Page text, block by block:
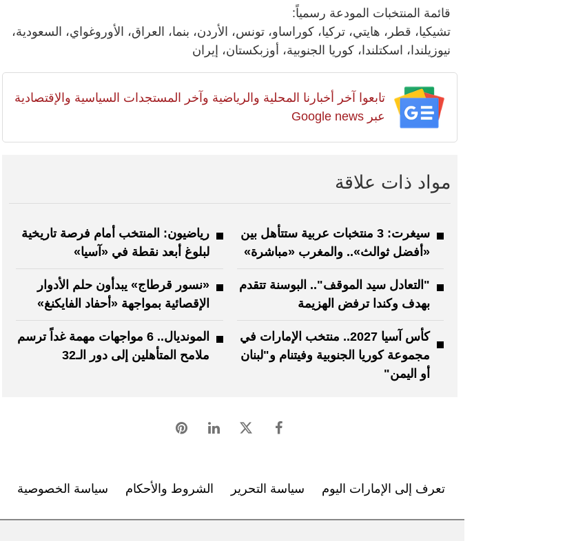
قائمة المنتخبات المودعة رسمياً:
تشيكيا، قطر، هايتي، تركيا، كوراساو، تونس، الأردن، بنما، العراق، الأوروغواي، السعودية،
نيوزيلندا، اسكتلندا، كوريا الجنوبية، أوزبكستان، إيران
تابعوا آخر أخبارنا المحلية والرياضية وآخر المستجدات السياسية والإقتصادية
عبر Google news
مواد ذات علاقة
سيغرت: 3 منتخبات عربية ستتأهل بين
«أفضل ثوالث».. والمغرب «مباشرة»
رياضيون: المنتخب أمام فرصة تاريخية
لبلوغ أبعد نقطة في «آسيا»
"التعادل سيد الموقف".. البوسنة تتقدم
بهدف وكندا ترفض الهزيمة
«نسور قرطاج» يبدأون حلم الأدوار
الإقصائية بمواجهة «أحفاد الفايكنغ»
كأس آسيا 2027.. منتخب الإمارات في
مجموعة كوريا الجنوبية وفيتنام و"لبنان
أو اليمن"
المونديال.. 6 مواجهات مهمة غداً ترسم
ملامح المتأهلين إلى دور الـ32
تعرف إلى الإمارات اليوم سياسة التحرير الشروط والأحكام سياسة الخصوصية